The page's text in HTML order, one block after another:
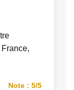
Note : 5/5